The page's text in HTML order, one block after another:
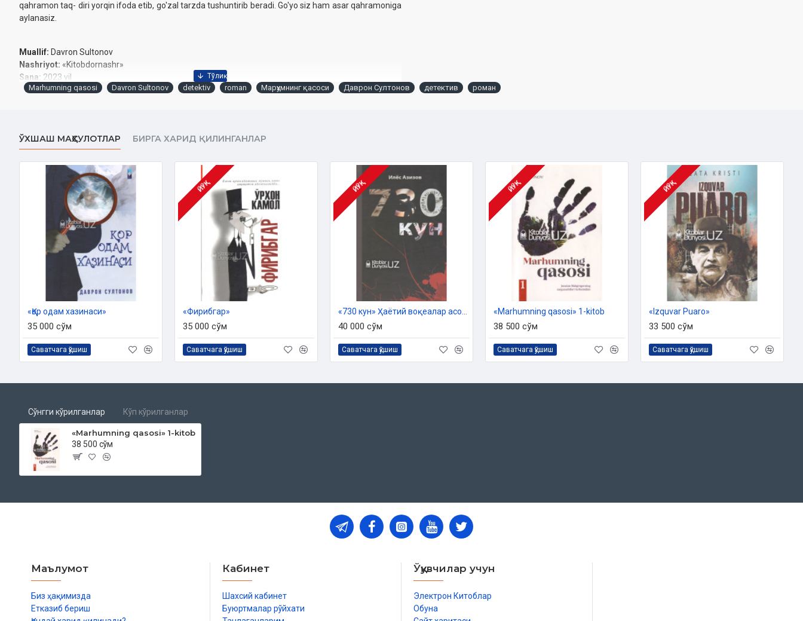
qahramon taq- diri yorqin ifoda etib, go'zal tarzda tushuntirib beradi. Go'yo siz ham asar qahramoniga
aylanasiz.
Muallif: Davron Sultonov
Nashriyot: «Kitobdornashr»
Sana: 2023 yil
Hajmi:304 bet
Marhumning qasosi Davron Sultonov detektiv roman Марҳумнинг қасоси Даврон Султонов детектив роман
ЎХШАШ МАҲСУЛОТЛАР БИРГА ХАРИД ҚИЛИНГАНЛАР
«Қор одам хазинаси»
35 000 сўм
Саватчага қўшиш
ЙЎҚ
«Фирибгар»
35 000 сўм
Саватчага қўшиш
ЙЎҚ
40 000 сўм
Саватчага қўшиш
ЙЎҚ
«Marhumning qasosi»‎ 1-kitob
38 500 сўм
Саватчага қўшиш
ЙЎҚ
«Izquvar Puaro»‎
33 500 сўм
Саватчага қўшиш
Сўнгги кўрилганлар Кўп кўрилганлар
«Marhumning qasosi»‎ 1-kitob
38 500 сўм
Маълумот
Биз ҳақимизда
Етказиб бериш
Кабинет
Шахсий кабинет
Буюртмалар рўйхати
Ўқувчилар учун
Электрон Китоблар
Обуна